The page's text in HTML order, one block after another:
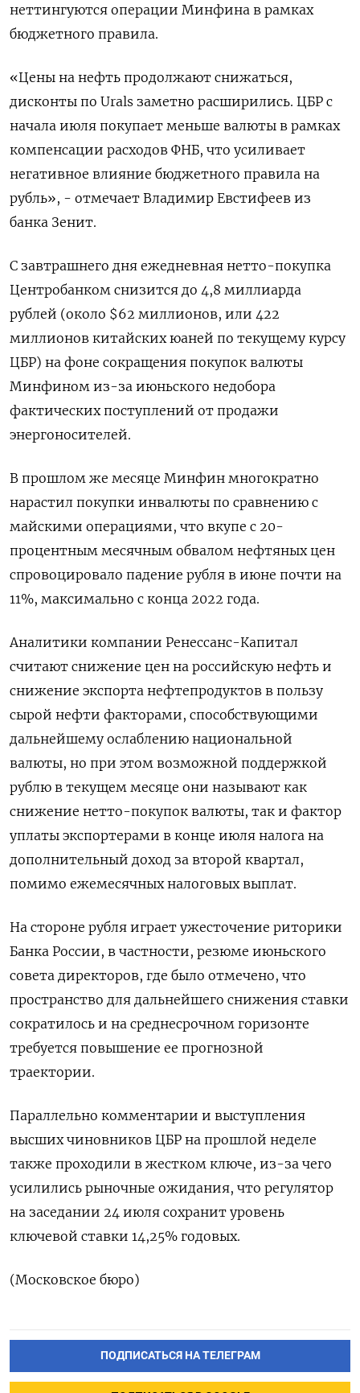
неттингуются операции Минфина в рамках
бюджетного ​правила.
«Цены на нефть продолжают снижаться, ​
дисконты по Urals заметно расширились. ЦБР ‌с
начала июля покупает меньше валюты в рамках
компенсации расходов ФНБ, что усиливает
негативное влияние бюджетного правила на
рубль», - отмечает ​Владимир Евстифеев из
банка Зенит.
С завтрашнего дня ежедневная нетто-покупка
Центробанком снизится до 4,8 миллиарда
рублей (около $62 миллионов, или 422
миллионов китайских юаней по текущему курсу
ЦБР) на фоне сокращения покупок валюты
Минфином из-за июньского недобора
фактических поступлений от продажи
энергоносителей.
В прошлом же месяце Минфин многократно
нарастил покупки инвалюты по сравнению с
майскими операциями, что вкупе с 20-
процентным месячным обвалом нефтяных цен
спровоцировало падение рубля в июне почти на
11%, максимально с конца 2022 года.
Аналитики компании Ренессанс-Капитал
считают снижение цен на российскую нефть и
снижение экспорта нефтепродуктов в пользу
сырой нефти ​факторами, способствующими
дальнейшему ослаблению национальной
валюты, но ⁠при этом возможной поддержкой
рублю в текущем месяце они называют как
снижение нетто-покупок валюты, так и фактор
уплаты экспортерами в конце июля налога на
дополнительный доход за второй ‌квартал,
помимо ежемесячных налоговых выплат.
На стороне рубля играет ужесточение риторики
Банка России, в частности, резюме июньского
совета директоров, где ‌было отмечено, что
пространство для дальнейшего снижения ставки
сократилось и на среднесрочном горизонте
требуется повышение ее прогнозной
траектории.
Параллельно комментарии и выступления
высших ​чиновников ЦБР на прошлой неделе
также проходили в жестком ключе, из-за чего
усилились рыночные ожидания, что ‌регулятор
на заседании 24 июля сохранит уровень
ключевой ставки 14,25% годовых.
(Московское бюро)
ПОДПИСАТЬСЯ НА ТЕЛЕГРАМ